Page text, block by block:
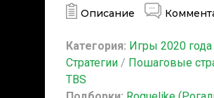
Описание
Категория: Игры 2020 года
Стратегии / Пошаговые
TBS